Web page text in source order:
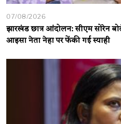
07/08/2026
झारखंड छात्र आंदोलन: सीएम सोरेन
आइसा नेता नेहा पर फेंकी गई स्याही